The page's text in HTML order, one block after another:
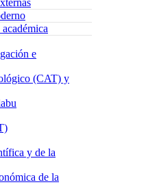
e
(CAT) y
y de la
de la